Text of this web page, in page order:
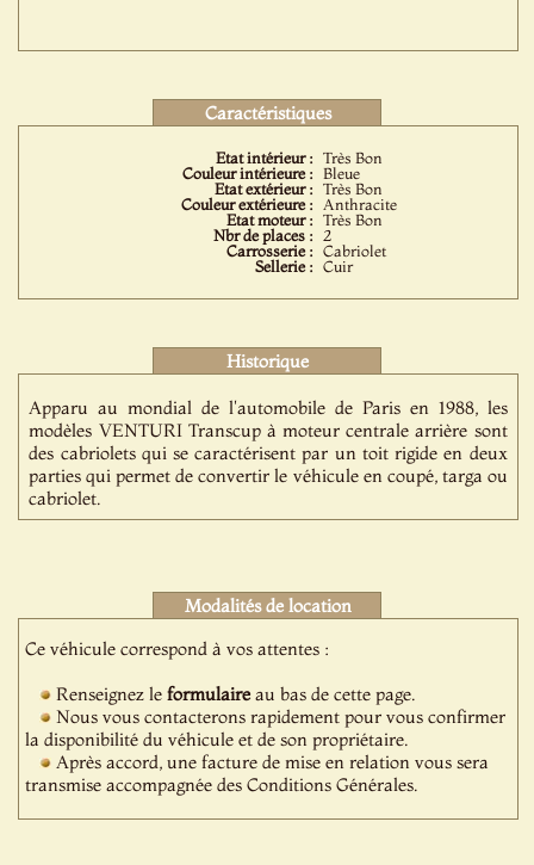
Caractéristiques
Etat intérieur : Très Bon
Couleur intérieure : Bleue
Etat extérieur : Très Bon
Couleur extérieure :
Anthracite
Etat moteur : Très Bon
Nbr de places :
2
Carrosserie : Cabriolet
Sellerie : Cuir
Historique
Apparu au mondial de l'automobile de Paris en 1988, les
modèles VENTURI Transcup à moteur centrale arrière sont
des cabriolets qui se caractérisent par un toit rigide en deux
parties qui permet de convertir le véhicule en coupé, targa ou
cabriolet.
Modalités de location
Ce véhicule correspond à vos attentes :
Renseignez leformulaireau bas de cette page.
Nous vous contacterons rapidement pour vous confirmer
la disponibilité du véhicule et de son propriétaire.
Après accord, une facture de mise en relation vous sera
transmise accompagnée des Conditions Générales.